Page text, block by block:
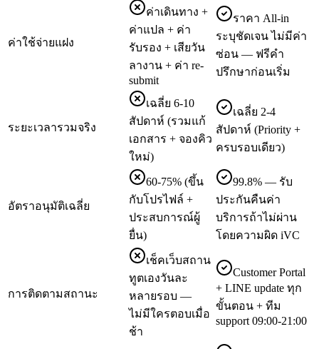
ค่าใช้จ่ายแฝง
ค่าเดินทาง +
ค่าแปล + ค่า
รับรอง + เสียวัน
ลางาน + ค่า re-
submit
ราคา All-in
ระบุชัดเจน ไม่มีค่า
ซ่อน — ฟรีคำ
ปรึกษาก่อนเริ่ม
ระยะเวลารวมจริง
เฉลี่ย 6-10
สัปดาห์ (รวมแก้
เอกสาร + จองคิว
ใหม่)
เฉลี่ย 2-4
สัปดาห์ (Priority +
ครบรอบเดียว)
อัตราอนุมัติเฉลี่ย
60-75% (ขึ้น
กับโปรไฟล์ +
ประสบการณ์ผู้
ยื่น)
99.8% — รับ
ประกันคืนค่า
บริการถ้าไม่ผ่าน
โดยความผิด iVC
การติดตามสถานะ
เช็คเว็บสถาน
ทูตเองวันละ
หลายรอบ —
ไม่มีใครตอบเมื่อ
ช้า
Customer Portal
+ LINE update ทุก
ขั้นตอน + ทีม
support 09:00-21:00